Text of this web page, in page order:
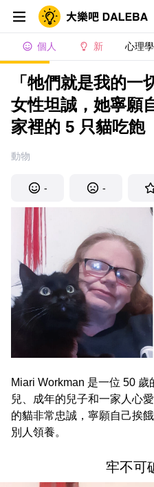
個人 新 心理學
「牠們就是我的一
女性坦誠，她寧願
家裡的 5 只貓吃飽
動物
- -
Miari Workman 是一位 50
兒、成年的兒子和一家人心
的貓非常忠誠，寧願自己挨
別人領養。
牢不可